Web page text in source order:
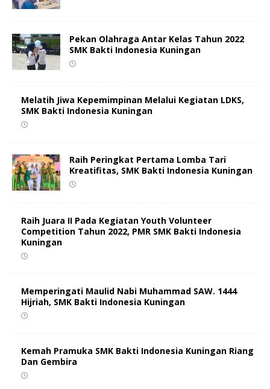
Pekan Olahraga Antar Kelas Tahun 2022
SMK Bakti Indonesia Kuningan
Melatih Jiwa Kepemimpinan Melalui Kegiatan LDKS,
SMK Bakti Indonesia Kuningan
Raih Peringkat Pertama Lomba Tari
Kreatifitas, SMK Bakti Indonesia Kuningan
Raih Juara II Pada Kegiatan Youth Volunteer
Competition Tahun 2022, PMR SMK Bakti Indonesia
Kuningan
Memperingati Maulid Nabi Muhammad SAW. 1444
Hijriah, SMK Bakti Indonesia Kuningan
Kemah Pramuka SMK Bakti Indonesia Kuningan Riang
Dan Gembira